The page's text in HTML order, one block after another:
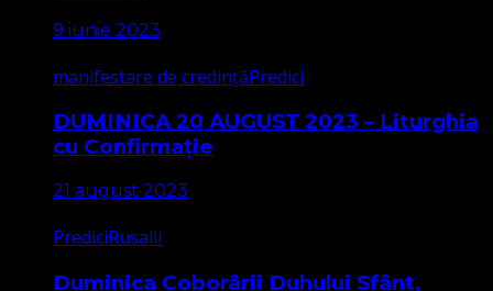
9 iunie 2023
manifestare de credințăPredici
DUMINICA 20 AUGUST 2023 – Liturghia
cu Confirmație
21 august 2023
PrediciRusalii
Duminica Coborârii Duhului Sfânt,